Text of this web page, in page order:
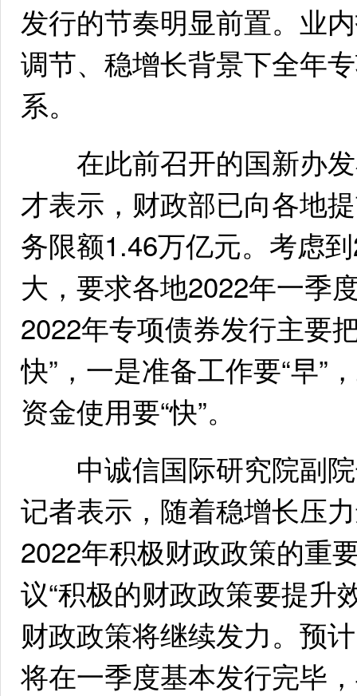
发行的节奏明显前置。业
调节、稳增长背景下全年
系。
在此前召开的国新办发
才表示，财政部已向各地
务限额1.46万亿元。考虑
大，要求各地2022年一季
2022年专项债券发行主要
快”，一是准备工作要“早”
资金使用要“快”。
中诚信国际研究院副院
记者表示，随着稳增长压
2022年积极财政政策的重
议“积极的财政政策要提升
财政政策将继续发力。预
将在一季度基本发行完毕